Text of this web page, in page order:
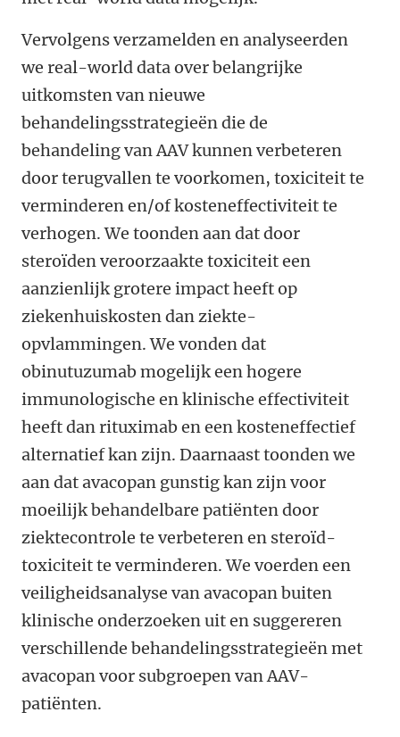
Vervolgens verzamelden en analyseerden
we real-world data over belangrijke
uitkomsten van nieuwe
behandelingsstrategieën die de
behandeling van AAV kunnen verbeteren
door terugvallen te voorkomen, toxiciteit te
verminderen en/of kosteneffectiviteit te
verhogen. We toonden aan dat door
steroïden veroorzaakte toxiciteit een
aanzienlijk grotere impact heeft op
ziekenhuiskosten dan ziekte-
opvlammingen. We vonden dat
obinutuzumab mogelijk een hogere
immunologische en klinische effectiviteit
heeft dan rituximab en een kosteneffectief
alternatief kan zijn. Daarnaast toonden we
aan dat avacopan gunstig kan zijn voor
moeilijk behandelbare patiënten door
ziektecontrole te verbeteren en steroïd-
toxiciteit te verminderen. We voerden een
veiligheidsanalyse van avacopan buiten
klinische onderzoeken uit en suggereren
verschillende behandelingsstrategieën met
avacopan voor subgroepen van AAV-
patiënten.